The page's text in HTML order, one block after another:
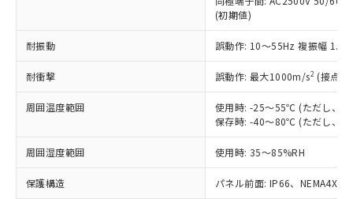
(初期値)
耐振動 誤動作: 10～55Hz 複振幅
耐衝撃 誤動作: 最大1000m/s2 (接点
周囲温度範囲
使用時: -25～55℃ (ただし、氷
保存時: -40～80℃ (ただし、氷
周囲湿度範囲 使用時: 35～85%RH
保護構造 パネル前面: IP66、NEMA4X,
正式な納期状況および標準価格はお客
様のお取引先、またはお客様担当のオ
ムロン制御機器販売店・当社販売員に
オムロン制御機器販売店や当社販売拠
販売ネットワーク
」をご確認
事前の承諾なく第三者に漏洩または開
示しないようお願いします。
マイパーツ機能（部品リスト作成サー
(PBDE) 1000ppm以下、フタル酸ビス(2-エチルヘキシ
ル) (DEHP)(別名：DOP) 1000ppm以下、フタル酸ブチ
（DBP） 1000ppm以下、フタル酸ジイソブチル
但し、RoHS指令で産業用監視および制御機器に対する
フタル酸エステル類の４物質については閾値を超える意
図的な使用がないことを確認しています。
※2 対応予定月
部品在庫の切り替え状況などにより、予定
ニル類) : 1000ppm、 PBDEs(ポリ臭化ジフェニルエーテ
イソブチル) : 1000ppm、 BBP(フタル酸ブチルベンジ
DEHP(フタル酸ビス(2-エチルヘキシル)) : 1000ppm
「ｅ」：有害物質（10物質）のすべてが基
準値以下であることを示します。
「10」：通常の使用状況下において有害物
当社は規制貨物を破棄する場合は、完
全に破砕するなど、違法に輸出されな
いよう必要な手段を講じます。
当社は貴社製品を、核兵器、ミサイ
ル、化学兵器、生物兵器またはその他
武器並びにこれらの製造装置等に一切
当社は、貴社製品を第三者に販売する
場合は、上記1、2および3の内容を当
該第三者に通知します。また当社は、
販売先および販売に係わる関係者が違
一定数以上の在庫あり
一定数には満たないが在庫あり
在庫なし(最新の在庫状況につ
いては、お客様のお取引先、ま
たはお客様担当のオムロン制御
機器販売店・当社販売員にご確
受注生産機種、また在庫状況の